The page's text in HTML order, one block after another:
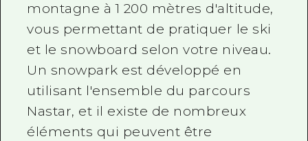
montagne à 1 200 mètres d'altitude,
vous permettant de pratiquer le ski
et le snowboard selon votre niveau.
Un snowpark est développé en
utilisant l'ensemble du parcours
Nastar, et il existe de nombreux
éléments qui peuvent être